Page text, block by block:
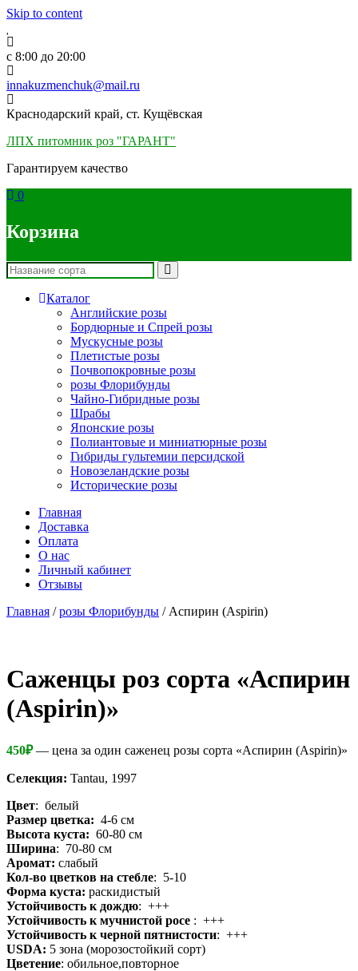
Skip to content
c 8:00 до 20:00
innakuzmenchuk@mail.ru
Краснодарский край, ст. Кущёвская
ЛПХ питомник роз "ГАРАНТ"
Гарантируем качество
0
Корзина
Каталог
Английские розы
Бордюрные и Спрей розы
Мускусные розы
Плетистые розы
Почвопокровные розы
розы Флорибунды
Чайно-Гибридные розы
Шрабы
Японские розы
Полиантовые и миниатюрные розы
Гибриды гультемии персидской
Новозеландские розы
Исторические розы
Главная
Доставка
Оплата
О нас
Личный кабинет
Отзывы
Главная /розы Флорибунды / Аспирин (Aspirin)
Cаженцы роз сорта «Аспирин
(Aspirin)»
450₽— цена за один саженец розы сорта «Аспирин (Aspirin)»
Селекция: Tantau, 1997
Цвет: белый
Размер цветка: 4-6 см
Высота куста: 60-80 см
Ширина: 70-80 см
Аромат: слабый
Кол-во цветков на стебле: 5-10
Форма куста: раскидистый
Устойчивость к дождю: +++
Устойчивость к мучнистой росе : +++
Устойчивость к черной пятнистости: +++
USDA: 5 зона (морозостойкий сорт)
Цветение: обильное,повторное